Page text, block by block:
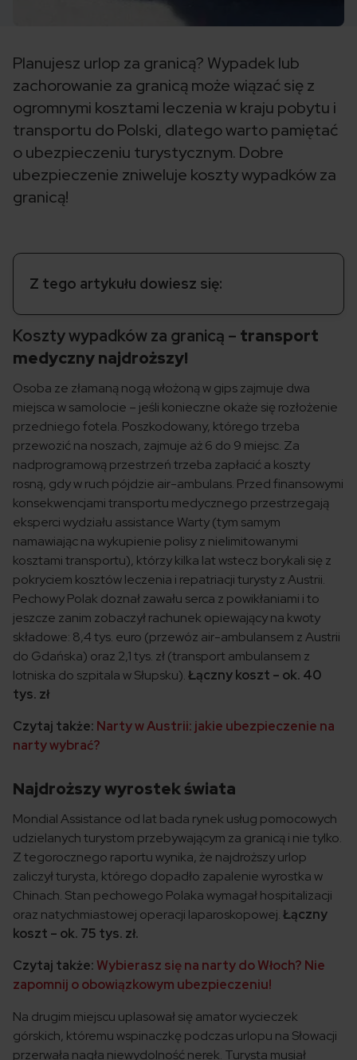
Planujesz urlop za granicą? Wypadek lub
zachorowanie za granicą może wiązać się z
ogromnymi kosztami leczenia w kraju pobytu i
transportu do Polski, dlatego warto pamiętać
o ubezpieczeniu turystycznym. Dobre
ubezpieczenie zniweluje koszty wypadków za
granicą!
Z tego artykułu dowiesz się:
Koszty wypadków za granicą – transport
medyczny najdroższy!
Osoba ze złamaną nogą włożoną w gips zajmuje dwa
miejsca w samolocie – jeśli konieczne okaże się rozłożenie
przedniego fotela. Poszkodowany, którego trzeba
przewozić na noszach, zajmuje aż 6 do 9 miejsc. Za
nadprogramową przestrzeń trzeba zapłacić a koszty
rosną, gdy w ruch pójdzie air-ambulans. Przed finansowymi
konsekwencjami transportu medycznego przestrzegają
eksperci wydziału assistance Warty (tym samym
namawiając na wykupienie polisy z nielimitowanymi
kosztami transportu), którzy kilka lat wstecz borykali się z
pokryciem kosztów leczenia i repatriacji turysty z Austrii.
Pechowy Polak doznał zawału serca z powikłaniami i to
jeszcze zanim zobaczył rachunek opiewający na kwoty
składowe: 8,4 tys. euro (przewóz air-ambulansem z Austrii
do Gdańska) oraz 2,1 tys. zł (transport ambulansem z
lotniska do szpitala w Słupsku).Łączny koszt – ok. 40
tys. zł
Czytaj także: Narty w Austrii: jakie ubezpieczenie na
narty wybrać?
Najdroższy wyrostek świata
Mondial Assistance od lat bada rynek usług pomocowych
udzielanych turystom przebywającym za granicą i nie tylko.
Z tegorocznego raportu wynika, że najdroższy urlop
zaliczył turysta, którego dopadło zapalenie wyrostka w
Chinach. Stan pechowego Polaka wymagał hospitalizacji
oraz natychmiastowej operacji laparoskopowej.Łączny
koszt – ok. 75 tys. zł.
Czytaj także:Wybierasz się na narty do Włoch? Nie
zapomnij o obowiązkowym ubezpieczeniu!
Na drugim miejscu uplasował się amator wycieczek
górskich, któremu wspinaczkę podczas urlopu na Słowacji
przerwała nagła niewydolność nerek. Turysta musiał